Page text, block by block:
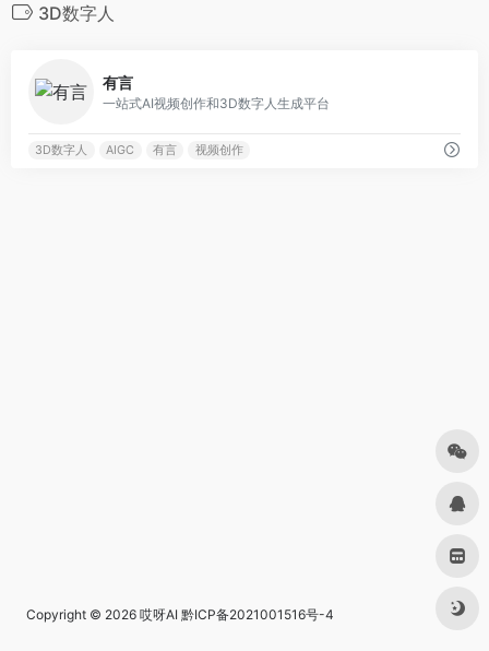
3D数字人
有言
一站式AI视频创作和3D数字人生成平台
3D数字人 AIGC 有言 视频创作
Copyright © 2026 哎呀AI 黔ICP备2021001516号-4